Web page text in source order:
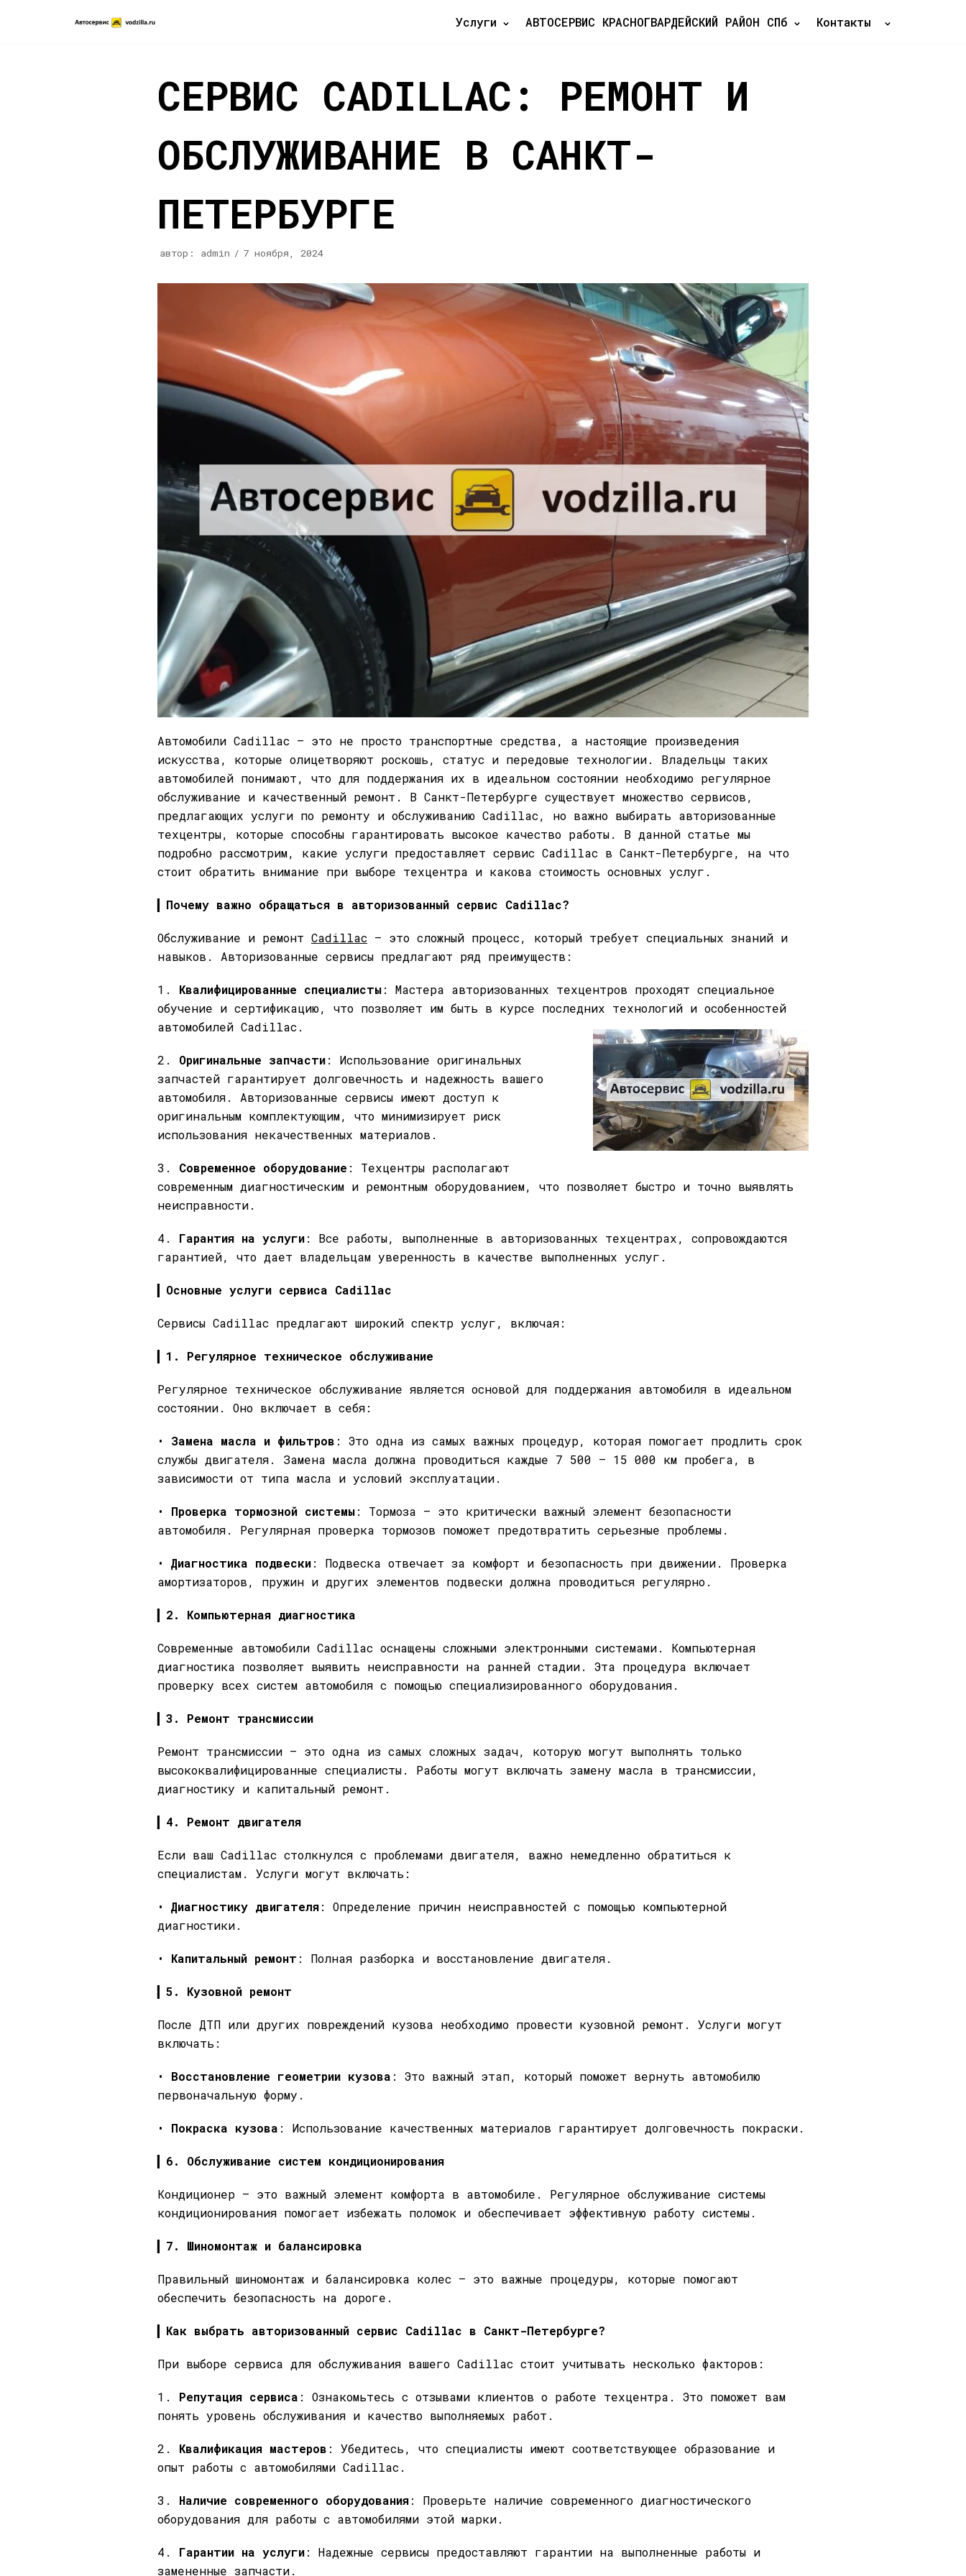
Услуги АВТОСЕРВИС КРАСНОГВАРДЕЙСКИЙ РАЙОН СПб Контакты
СЕРВИС CADILLAC: РЕМОНТ И
ОБСЛУЖИВАНИЕ В САНКТ-
ПЕТЕРБУРГЕ
автор: admin 7 ноября, 2024
Автомобили Cadillac — это не просто транспортные средства, а настоящие произведения
искусства, которые олицетворяют роскошь, статус и передовые технологии. Владельцы таких
автомобилей понимают, что для поддержания их в идеальном состоянии необходимо регулярное
обслуживание и качественный ремонт. В Санкт-Петербурге существует множество сервисов,
предлагающих услуги по ремонту и обслуживанию Cadillac, но важно выбирать авторизованные
техцентры, которые способны гарантировать высокое качество работы. В данной статье мы
подробно рассмотрим, какие услуги предоставляет сервис Cadillac в Санкт-Петербурге, на что
стоит обратить внимание при выборе техцентра и какова стоимость основных услуг.
Почему важно обращаться в авторизованный сервис Cadillac?
Обслуживание и ремонт Cadillac — это сложный процесс, который требует специальных знаний и
навыков. Авторизованные сервисы предлагают ряд преимуществ:
1. Квалифицированные специалисты: Мастера авторизованных техцентров проходят специальное
обучение и сертификацию, что позволяет им быть в курсе последних технологий и особенностей
автомобилей Cadillac.
2. Оригинальные запчасти: Использование оригинальных
запчастей гарантирует долговечность и надежность вашего
автомобиля. Авторизованные сервисы имеют доступ к
оригинальным комплектующим, что минимизирует риск
использования некачественных материалов.
3. Современное оборудование : Техцентры располагают
современным диагностическим и ремонтным оборудованием, что позволяет быстро и точно выявлять
неисправности.
4. Гарантия на услуги: Все работы, выполненные в авторизованных техцентрах, сопровождаются
гарантией, что дает владельцам уверенность в качестве выполненных услуг.
Основные услуги сервиса Cadillac
Сервисы Cadillac предлагают широкий спектр услуг, включая:
1. Регулярное техническое обслуживание
Регулярное техническое обслуживание является основой для поддержания автомобиля в идеальном
состоянии. Оно включает в себя:
• Замена масла и фильтров : Это одна из самых важных процедур, которая помогает продлить срок
службы двигателя. Замена масла должна проводиться каждые 7 500 — 15 000 км пробега, в
зависимости от типа масла и условий эксплуатации.
• Проверка тормозной системы: Тормоза — это критически важный элемент безопасности
автомобиля. Регулярная проверка тормозов поможет предотвратить серьезные проблемы.
• Диагностика подвески: Подвеска отвечает за комфорт и безопасность при движении. Проверка
амортизаторов, пружин и других элементов подвески должна проводиться регулярно.
2. Компьютерная диагностика
Современные автомобили Cadillac оснащены сложными электронными системами. Компьютерная
диагностика позволяет выявить неисправности на ранней стадии. Эта процедура включает
проверку всех систем автомобиля с помощью специализированного оборудования.
3. Ремонт трансмиссии
Ремонт трансмиссии — это одна из самых сложных задач, которую могут выполнять только
высококвалифицированные специалисты. Работы могут включать замену масла в трансмиссии,
диагностику и капитальный ремонт.
4. Ремонт двигателя
Если ваш Cadillac столкнулся с проблемами двигателя, важно немедленно обратиться к
специалистам. Услуги могут включать:
• Диагностику двигателя: Определение причин неисправностей с помощью компьютерной
диагностики.
• Капитальный ремонт : Полная разборка и восстановление двигателя.
5. Кузовной ремонт
После ДТП или других повреждений кузова необходимо провести кузовной ремонт. Услуги могут
включать:
• Восстановление геометрии кузова : Это важный этап, который поможет вернуть автомобилю
первоначальную форму.
• Покраска кузова : Использование качественных материалов гарантирует долговечность покраски.
6. Обслуживание систем кондиционирования
Кондиционер — это важный элемент комфорта в автомобиле. Регулярное обслуживание системы
кондиционирования помогает избежать поломок и обеспечивает эффективную работу системы.
7. Шиномонтаж и балансировка
Правильный шиномонтаж и балансировка колес — это важные процедуры, которые помогают
обеспечить безопасность на дороге.
Как выбрать авторизованный сервис Cadillac в Санкт-Петербурге?
При выборе сервиса для обслуживания вашего Cadillac стоит учитывать несколько факторов:
1. Репутация сервиса : Ознакомьтесь с отзывами клиентов о работе техцентра. Это поможет вам
понять уровень обслуживания и качество выполняемых работ.
2. Квалификация мастеров : Убедитесь, что специалисты имеют соответствующее образование и
опыт работы с автомобилями Cadillac.
3. Наличие современного оборудования: Проверьте наличие современного диагностического
оборудования для работы с автомобилями этой марки.
4. Гарантии на услуги: Надежные сервисы предоставляют гарантии на выполненные работы и
замененные запчасти.